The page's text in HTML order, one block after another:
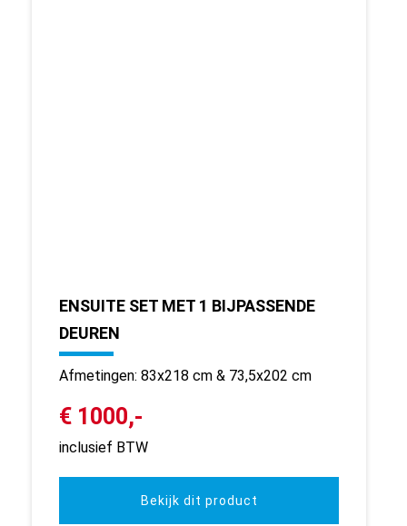
ENSUITE SET MET 1 BIJPASSENDE
DEUREN
Afmetingen: 83x218 cm & 73,5x202 cm
€ 1000,-
inclusief BTW
Bekijk dit product